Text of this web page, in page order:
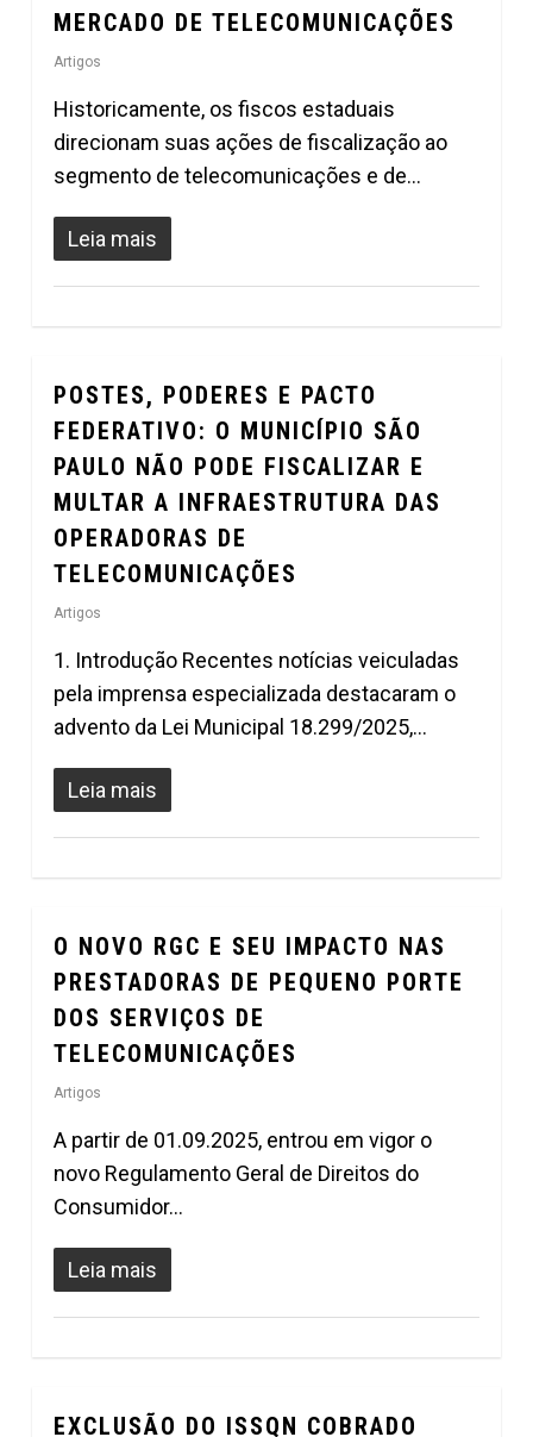
MERCADO DE TELECOMUNICAÇÕES
Artigos
Historicamente, os fiscos estaduais
direcionam suas ações de fiscalização ao
segmento de telecomunicações e de…
Leia mais
POSTES, PODERES E PACTO
FEDERATIVO: O MUNICÍPIO SÃO
PAULO NÃO PODE FISCALIZAR E
MULTAR A INFRAESTRUTURA DAS
OPERADORAS DE
TELECOMUNICAÇÕES
Artigos
1. Introdução Recentes notícias veiculadas
pela imprensa especializada destacaram o
advento da Lei Municipal 18.299/2025,…
Leia mais
2
O NOVO RGC E SEU IMPACTO NAS
PRESTADORAS DE PEQUENO PORTE
DOS SERVIÇOS DE
TELECOMUNICAÇÕES
Artigos
A partir de 01.09.2025, entrou em vigor o
novo Regulamento Geral de Direitos do
Consumidor…
Leia mais
1
EXCLUSÃO DO ISSQN COBRADO